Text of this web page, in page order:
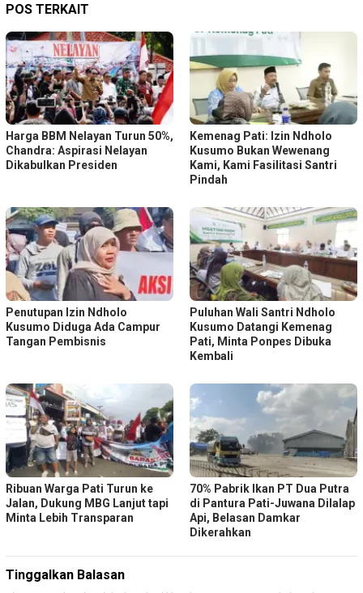
POS TERKAIT
Harga BBM Nelayan Turun 50%,
Chandra: Aspirasi Nelayan
Dikabulkan Presiden
Kemenag Pati: Izin Ndholo
Kusumo Bukan Wewenang
Kami, Kami Fasilitasi Santri
Pindah
Penutupan Izin Ndholo
Kusumo Diduga Ada Campur
Tangan Pembisnis
Puluhan Wali Santri Ndholo
Kusumo Datangi Kemenag
Pati, Minta Ponpes Dibuka
Kembali
Ribuan Warga Pati Turun ke
Jalan, Dukung MBG Lanjut tapi
Minta Lebih Transparan
70% Pabrik Ikan PT Dua Putra
di Pantura Pati-Juwana Dilalap
Api, Belasan Damkar
Dikerahkan
Tinggalkan Balasan